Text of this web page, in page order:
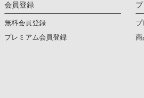
会員登録
無料会員登録
プレミアム会員登録
商